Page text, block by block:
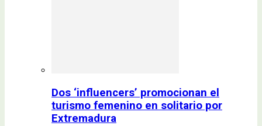
Dos ‘influencers’ promocionan el
turismo femenino en solitario por
Extremadura